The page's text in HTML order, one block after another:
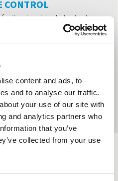
content and ads, to
and to analyse our traffic.
your use of our site with
and analytics partners who
that you’ve
collected from your use
CONTROL
et rapide de toutes les